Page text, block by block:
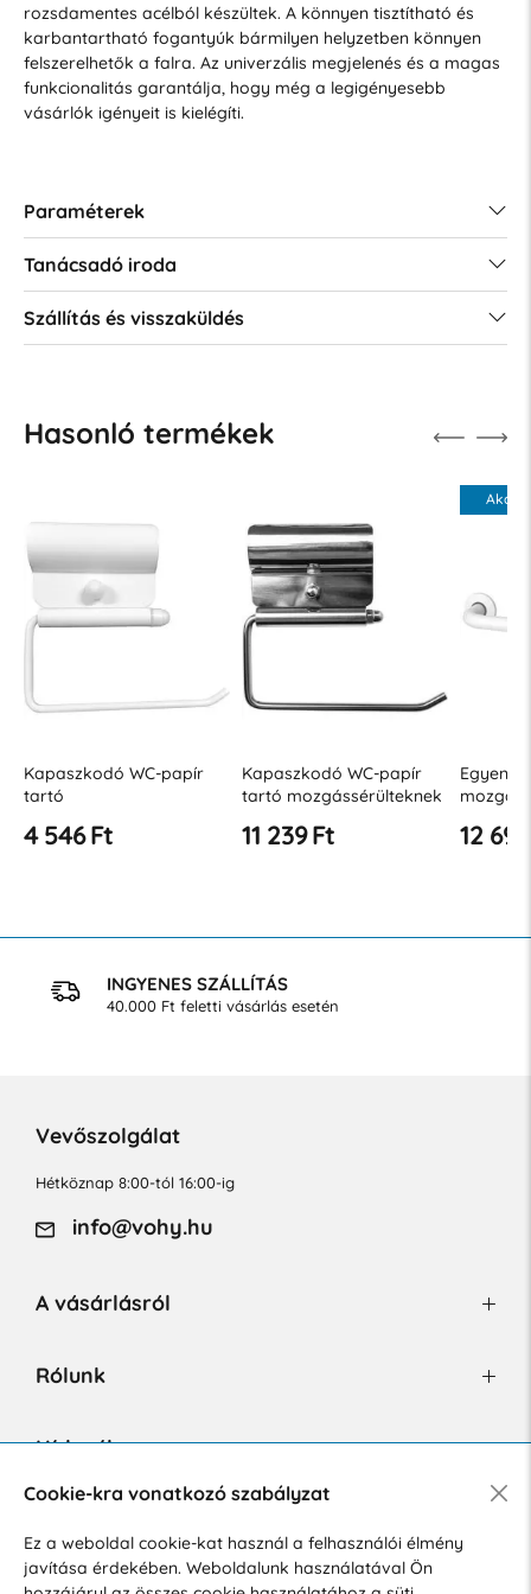
rozsdamentes acélból készültek. A könnyen tisztítható és
karbantartható fogantyúk bármilyen helyzetben könnyen
felszerelhetők a falra. Az univerzális megjelenés és a magas
funkcionalitás garantálja, hogy még a legigényesebb
vásárlók igényeit is kielégíti.
Paraméterek
Tanácsadó iroda
Szállítás és visszaküldés
Hasonló termékek
Kapaszkodó WC-papír
tartó mozgássérülteknek
matt
11 239 Ft
Egyenes kapaszkodó
mozgássérültek számára
12 693 Ft
Dennis
14
INGYENES SZÁLLÍTÁS
40.000 Ft feletti vásárlás esetén
Vevőszolgálat
Hétköznap 8:00-tól 16:00-ig
info@vohy.hu
A vásárlásról
Rólunk
Hírlevél
Hozzájárulok a személyes adatok marketing célú kezeléséhez.
Személyes adatok védelmére vonatkozó szabályzat.
Cookie-kra vonatkozó szabályzat
Ez a weboldal cookie-kat használ a felhasználói élmény
javítása érdekében. Weboldalunk használatával Ön